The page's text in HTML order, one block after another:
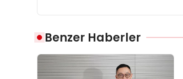
Benzer Haberler